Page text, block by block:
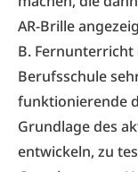
AR-Brille
B.
Berufsschule
funktionierende
Grundlage des
entwickeln, zu